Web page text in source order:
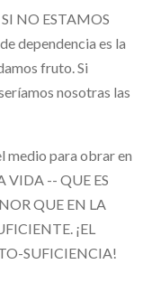
NO ESTAMOS
dependencia es la
fruto. Si
nosotras las
medio para obrar en
VIDA -- QUE ES
QUE EN LA
¡EL
SUFICIENCIA!